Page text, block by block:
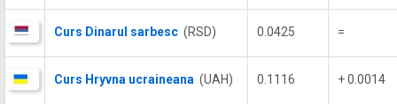
Curs Dinarul sarbesc (RSD) 0.0425 =
Curs Hryvna ucraineana (UAH) 0.1116 + 0.0014